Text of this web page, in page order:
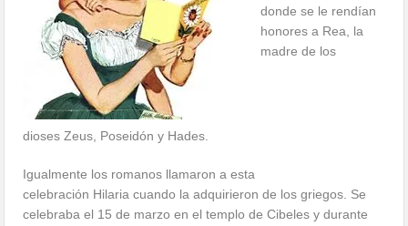
donde se le rendían
honores a Rea, la
madre de los
dioses Zeus, Poseidón y Hades.
Igualmente los romanos llamaron a esta
celebración Hilaria cuando la adquirieron de los griegos. Se
celebraba el 15 de marzo en el templo de Cibeles y durante